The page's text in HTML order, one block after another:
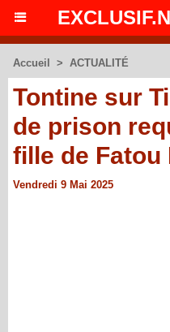
Accueil > ACTUALITÉ
Tontine sur
de prison
fille de Fatou
Vendredi 9 Mai 2025